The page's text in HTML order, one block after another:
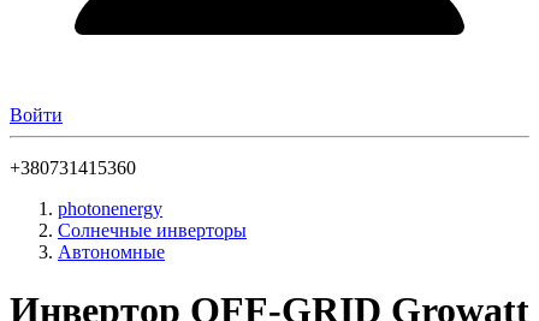
Войти
+380731415360
photonenergy
Солнечные инверторы
Автономные
Инвертор OFF-GRID Growatt